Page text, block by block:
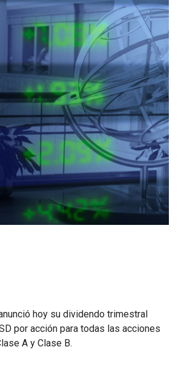
hoy su dividendo trimestral
por acción para todas las acciones
A y Clase B.